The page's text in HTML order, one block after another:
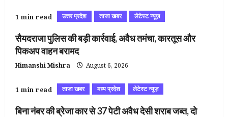
1 min read उत्तर प्रदेश ताजा खबर लेटेस्ट न्यूज़
सैयदराजा पुलिस की बड़ी कार्रवाई, अवैध तमंचा, कारतूस और
पिकअप वाहन बरामद
Himanshi Mishra August 6, 2026
1 min read ताजा खबर मध्य प्रदेश लेटेस्ट न्यूज़
बिना नंबर की ब्रेजा कार से 37 पेटी अवैध देसी शराब जब्त, दो